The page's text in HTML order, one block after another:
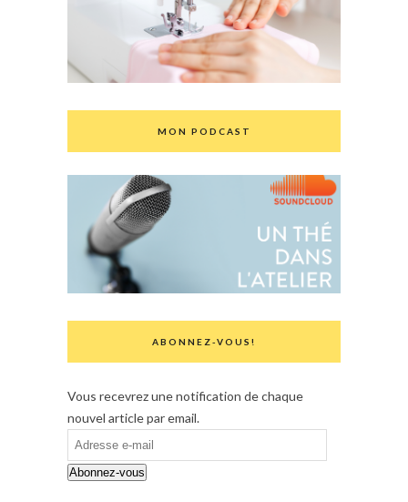
MON PODCAST
ABONNEZ-VOUS!
Vous recevrez une notification de chaque
nouvel article par email.
Adresse
e-
mail
Abonnez-vous